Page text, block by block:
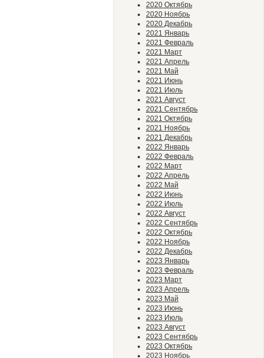
2020 Октябрь
2020 Ноябрь
2020 Декабрь
2021 Январь
2021 Февраль
2021 Март
2021 Апрель
2021 Май
2021 Июнь
2021 Июль
2021 Август
2021 Сентябрь
2021 Октябрь
2021 Ноябрь
2021 Декабрь
2022 Январь
2022 Февраль
2022 Март
2022 Апрель
2022 Май
2022 Июнь
2022 Июль
2022 Август
2022 Сентябрь
2022 Октябрь
2022 Ноябрь
2022 Декабрь
2023 Январь
2023 Февраль
2023 Март
2023 Апрель
2023 Май
2023 Июнь
2023 Июль
2023 Август
2023 Сентябрь
2023 Октябрь
2023 Ноябрь